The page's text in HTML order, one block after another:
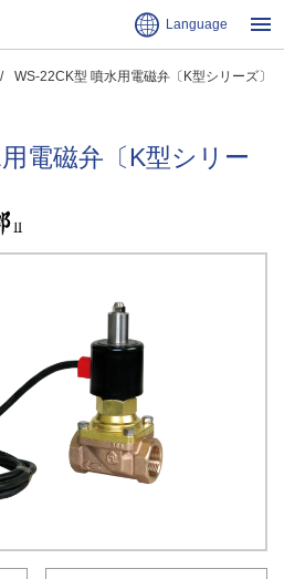
Language
WS-22CK型 噴水用電磁弁〔K型シリーズ〕
電磁弁〔K型シリー